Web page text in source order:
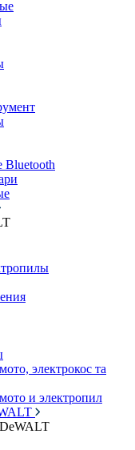
Bluetooth
электрокос та
и электропил